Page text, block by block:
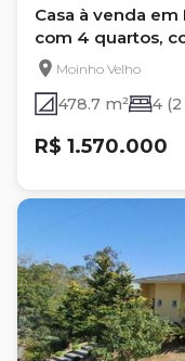
Casa à venda
com 4 quartos,
Moinho Velho
Moinho Velho
478.7 m² 4
R$ 1.570.000